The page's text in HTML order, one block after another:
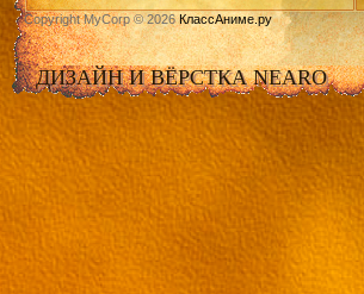
Copyright MyCorp © 2026КлассАниме.ру
ДИЗАЙН И ВЁРСТКА NEARO